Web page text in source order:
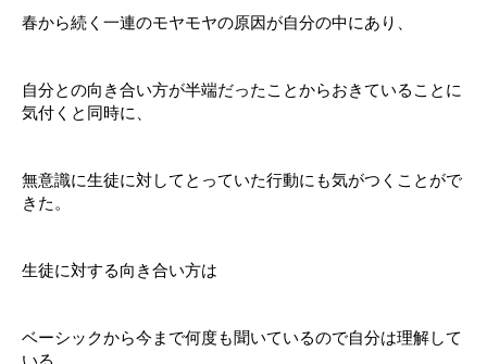
春から続く一連のモヤモヤの原因が自分の中にあり、
自分との向き合い方が半端だったことからおきていることに
気付くと同時に、
無意識に生徒に対してとっていた行動にも気がつくことがで
きた。
生徒に対する向き合い方は
ベーシックから今まで何度も聞いているので自分は理解して
いる。